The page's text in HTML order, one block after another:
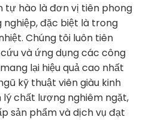
tự hào là đơn vị tiên phong
đặc biệt là trong
Chúng tôi luôn tiên
và ứng dụng các công
lại hiệu quả cao nhất
kỹ thuật viên giàu kinh
lý chất lượng nghiêm ngặt,
sản phẩm và dịch vụ đạt